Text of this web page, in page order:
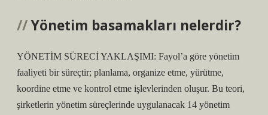
Yönetim basamakları nelerdir?
YÖNETİM SÜRECİ YAKLAŞIMI: Fayol’a göre yönetim
faaliyeti bir süreçtir; planlama, organize etme, yürütme,
koordine etme ve kontrol etme işlevlerinden oluşur. Bu teori,
şirketlerin yönetim süreçlerinde uygulanacak 14 yönetim